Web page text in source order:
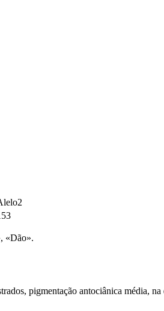
«Dão».
pigmentação antociânica média, na